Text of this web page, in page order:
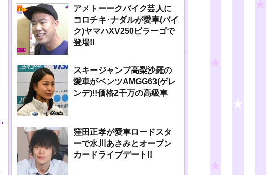
アメトーークバイク芸人に
コロチキ･ナダルが愛車(バイ
ク)ヤマハXV250ビラーゴで
登場!!
スキージャンプ高梨沙羅の
愛車がベンツAMGG63(ゲレ
ンデ)!!価格2千万の高級車
窪田正孝が愛車ロードスタ
ーで水川あさみとオープン
カードライブデート!!